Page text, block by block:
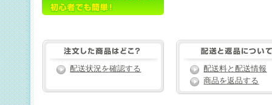
配送状況を確認する
配送料と配送情報
商品を返品する